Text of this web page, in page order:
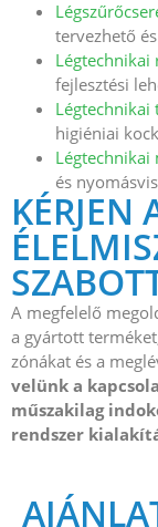
tervezhető
Légtechnikai
fejlesztési
Légtechnikai
higiéniai
Légtechnikai
és
KÉRJEN
A megfelelő
a gyártott
zónákat és a
velünk a
műszakilag
rendszer